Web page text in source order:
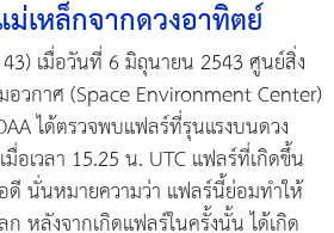
เหล็กจากดวงอาทิตย์
เมื่อวันที่ 6 มิถุนายน 2543 ศูนย์สิ่ง
อวกาศ (Space Environment Center)
ได้ตรวจพบแฟลร์ที่รุนแรงบนดวง
อเวลา 15.25 น. UTC แฟลร์ที่เกิดขึ้น
ดี นั่นหมายความว่า แฟลร์นี้ย่อมทำให้